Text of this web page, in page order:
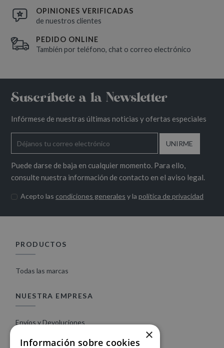
OPINIONES VERIFICADAS
de nuestros clientes
PEDIDO ONLINE
También por teléfono, chat o correo electrónico
Suscríbete a la Newsletter
Infórmese de nuestras últimas noticias y ofertas especiales
Puede darse de baja en cualquier momento. Para ello,
consulte nuestra información de contacto en el aviso legal.
Acepto las condiciones generales y lapolítica de privacidad
PRODUCTOS
Todas las marcas
NUESTRA EMPRESA
Envíos y Devoluciones
Condiciones de compra web
×
Información sobre cookies